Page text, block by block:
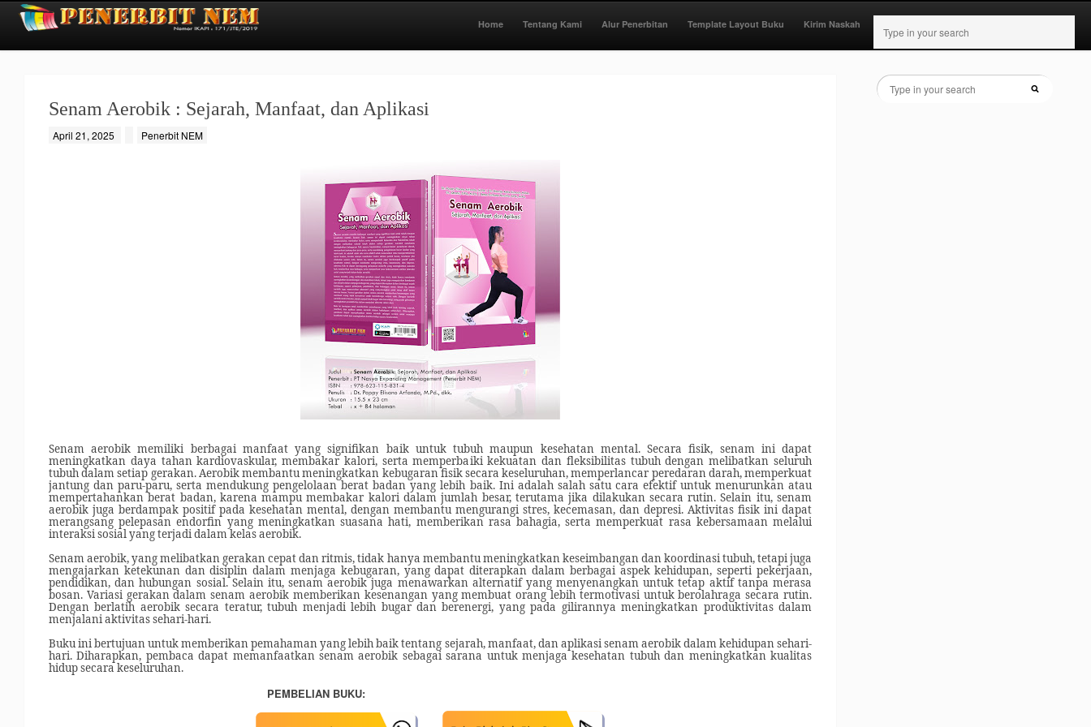
Home Tentang Kami Alur Penerbitan Template Layout Buku Kirim Naskah
Senam Aerobik : Sejarah, Manfaat, dan Aplikasi
April 21, 2025 Penerbit NEM
Senam aerobik memiliki berbagai manfaat yang signifikan baik untuk tubuh maupun kesehatan mental. Secara fisik, senam ini dapat
meningkatkan daya tahan kardiovaskular, membakar kalori, serta memperbaiki kekuatan dan fleksibilitas tubuh dengan melibatkan seluruh
tubuh dalam setiap gerakan. Aerobik membantu meningkatkan kebugaran fisik secara keseluruhan, memperlancar peredaran darah, memperkuat
jantung dan paru-paru, serta mendukung pengelolaan berat badan yang lebih baik. Ini adalah salah satu cara efektif untuk menurunkan atau
mempertahankan berat badan, karena mampu membakar kalori dalam jumlah besar, terutama jika dilakukan secara rutin. Selain itu, senam
aerobik juga berdampak positif pada kesehatan mental, dengan membantu mengurangi stres, kecemasan, dan depresi. Aktivitas fisik ini dapat
merangsang pelepasan endorfin yang meningkatkan suasana hati, memberikan rasa bahagia, serta memperkuat rasa kebersamaan melalui
interaksi sosial yang terjadi dalam kelas aerobik.
Senam aerobik, yang melibatkan gerakan cepat dan ritmis, tidak hanya membantu meningkatkan keseimbangan dan koordinasi tubuh, tetapi juga
mengajarkan ketekunan dan disiplin dalam menjaga kebugaran, yang dapat diterapkan dalam berbagai aspek kehidupan, seperti pekerjaan,
pendidikan, dan hubungan sosial. Selain itu, senam aerobik juga menawarkan alternatif yang menyenangkan untuk tetap aktif tanpa merasa
bosan. Variasi gerakan dalam senam aerobik memberikan kesenangan yang membuat orang lebih termotivasi untuk berolahraga secara rutin.
Dengan berlatih aerobik secara teratur, tubuh menjadi lebih bugar dan berenergi, yang pada gilirannya meningkatkan produktivitas dalam
menjalani aktivitas sehari-hari.
Buku ini bertujuan untuk memberikan pemahaman yang lebih baik tentang sejarah, manfaat, dan aplikasi senam aerobik dalam kehidupan sehari-
hari. Diharapkan, pembaca dapat memanfaatkan senam aerobik sebagai sarana untuk menjaga kesehatan tubuh dan meningkatkan kualitas
hidup secara keseluruhan.
PEMBELIAN BUKU: